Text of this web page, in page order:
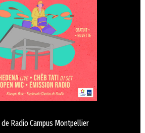
de Radio Campus Montpellier